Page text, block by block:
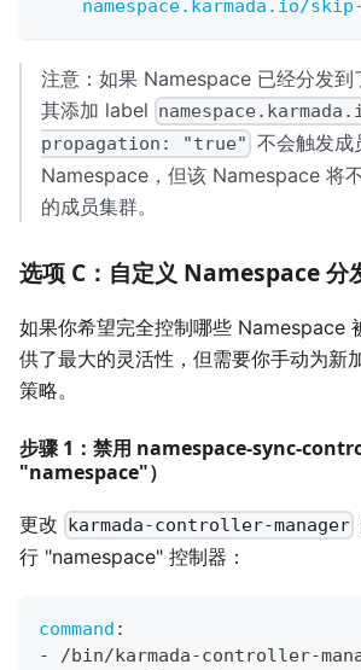
namespace.karmada.io/
注意：如果 Namespace 已经分发到
其添加 label
propagation: "true" 不会触发成
Namespace，但该 Namespace 将
的成员集群。
选项 C：自定义 Namespace 分
如果你希望完全控制哪些 Namespace
供了最大的灵活性，但需要你手动为新
策略。
步骤 1：禁用 namespace-sync-
"namespace"）
更改 karmada-controller-manager
行 "namespace" 控制器：
command :
-
/bin/karmada-controller-